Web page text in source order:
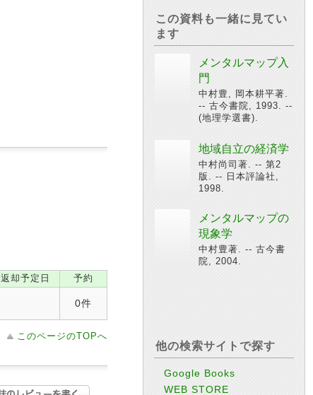
返却予定日 予約
0件
このページのTOPへ
この資料も一緒に見てい
ます
メンタルマップ入
門
中村豊, 岡本耕平著.
-- 古今書院, 1993. --
(地理学選書).
地域自立の経済学
中村尚司著. -- 第2
版. -- 日本評論社,
1998.
メンタルマップの
現象学
中村豊著. -- 古今書
院, 2004.
他の検索サイトで探す
Google Books
WEB STORE